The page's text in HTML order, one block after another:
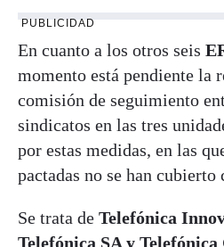
PUBLICIDAD
En cuanto a los otros seis
momento está pendiente la
comisión de seguimiento
sindicatos en las tres
por estas medidas, en las
pactadas no se han
Se trata de Telefónica
Telefónica SA y